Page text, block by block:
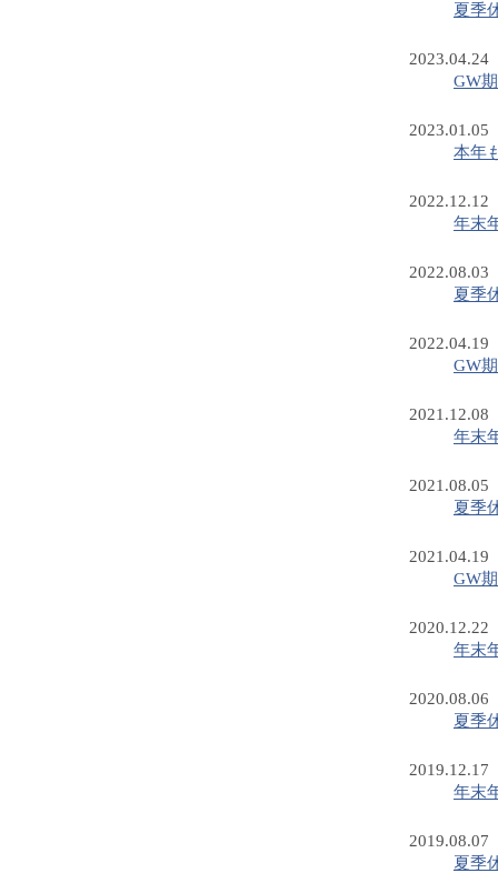
夏季
2023.04.24
GW
2023.01.05
本年
2022.12.12
年末
2022.08.03
夏季
2022.04.19
GW
2021.12.08
年末
2021.08.05
夏季
2021.04.19
GW
2020.12.22
年末
2020.08.06
夏季
2019.12.17
年末
2019.08.07
夏季